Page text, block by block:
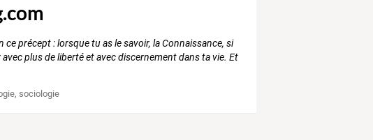
précept : lorsque tu as le savoir, la Connaissance, si
plus de liberté et avec discernement dans ta vie. Et
,sociologie